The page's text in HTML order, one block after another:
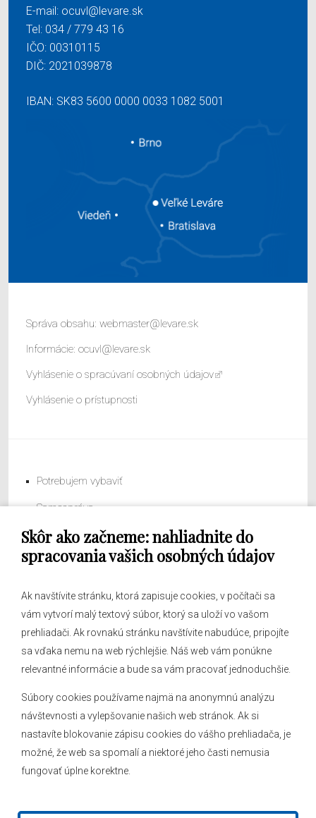
Skôr ako začneme: nahliadnite do
spracovania vašich osobných údajov
Ak navštívite stránku, ktorá zapisuje cookies, v počítači sa
vám vytvorí malý textový súbor, ktorý sa uloží vo vašom
prehliadači. Ak rovnakú stránku navštívite nabudúce, pripojíte
sa vďaka nemu na web rýchlejšie. Náš web vám ponúkne
relevantné informácie a bude sa vám pracovať jednoduchšie.
Súbory cookies používame najmä na anonymnú analýzu
návštevnosti a vylepšovanie našich web stránok. Ak si
nastavíte blokovanie zápisu cookies do vášho prehliadača, je
možné, že web sa spomalí a niektoré jeho časti nemusia
fungovať úplne korektne.
E-mail: ocuvl@levare.sk
Tel: 034 / 779 43 16
IČO: 00310115
DIČ: 2021039878
IBAN: SK83 5600 0000 0033 1082 5001
Správa obsahu: webmaster@levare.sk
Informácie: ocuvl@levare.sk
Vyhlásenie o spracúvaní osobných údajov
Vyhlásenie o prístupnosti
Potrebujem vybaviť
Samospráva
Obecný úrad
O obci
Hlásenia obecného rozhlasu
Kontakt
Mapa stránok